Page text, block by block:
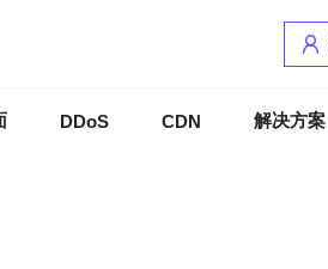
DDoS CDN 解决方案